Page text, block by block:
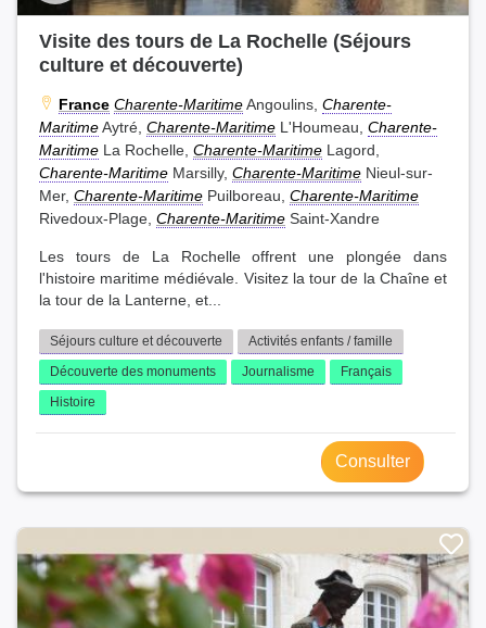
Visite des tours de La Rochelle (Séjours
culture et découverte)
France Charente-MaritimeAngoulins, Charente-
MaritimeAytré, Charente-Maritime L'Houmeau, Charente-
Maritime La Rochelle, Charente-Maritime Lagord,
Charente-Maritime Marsilly, Charente-Maritime Nieul-sur-
Mer, Charente-Maritime Puilboreau, Charente-Maritime
Rivedoux-Plage, Charente-Maritime Saint-Xandre
Les tours de La Rochelle offrent une plongée dans
l'histoire maritime médiévale. Visitez la tour de la Chaîne et
la tour de la Lanterne, et...
Séjours culture et découverte
Activités enfants / famille
Découverte des monuments
Journalisme
Français
Histoire
Consulter